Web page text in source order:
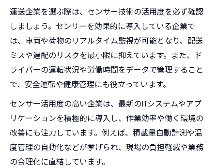
運送企業を選ぶ際は、センサー技術の活用度を必ず確認
しましょう。センサーを効果的に導入している企業で
は、車両や荷物のリアルタイム監視が可能となり、配送
ミスや遅配のリスクを最小限に抑えています。また、ド
ライバーの運転状況や労働時間をデータで管理すること
で、安全運転や健康管理にも役立っています。
センサー活用度の高い企業は、最新のITシステムやアプ
リケーションを積極的に導入し、作業効率や働く環境の
改善にも注力しています。例えば、積載量自動計測や温
度管理の自動化などが挙げられ、現場の負担軽減や業務
の合理化に直結しています。